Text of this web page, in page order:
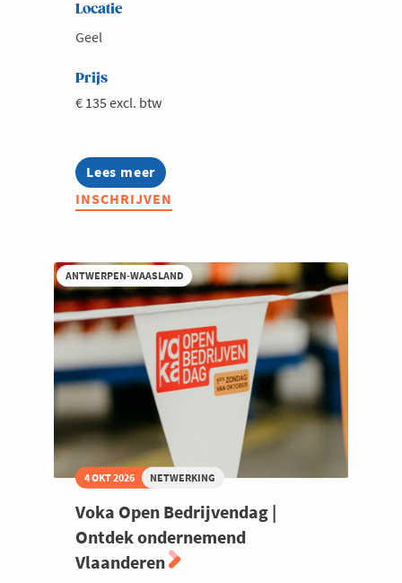
Locatie
Geel
Prijs
€ 135 excl. btw
Lees meer
about
Prijs
Ondernemen
INSCHRIJVEN
ANTWERPEN-WAASLAND
4 OKT 2026 NETWERKING
Voka Open Bedrijvendag |
Ontdek ondernemend
Vlaanderen